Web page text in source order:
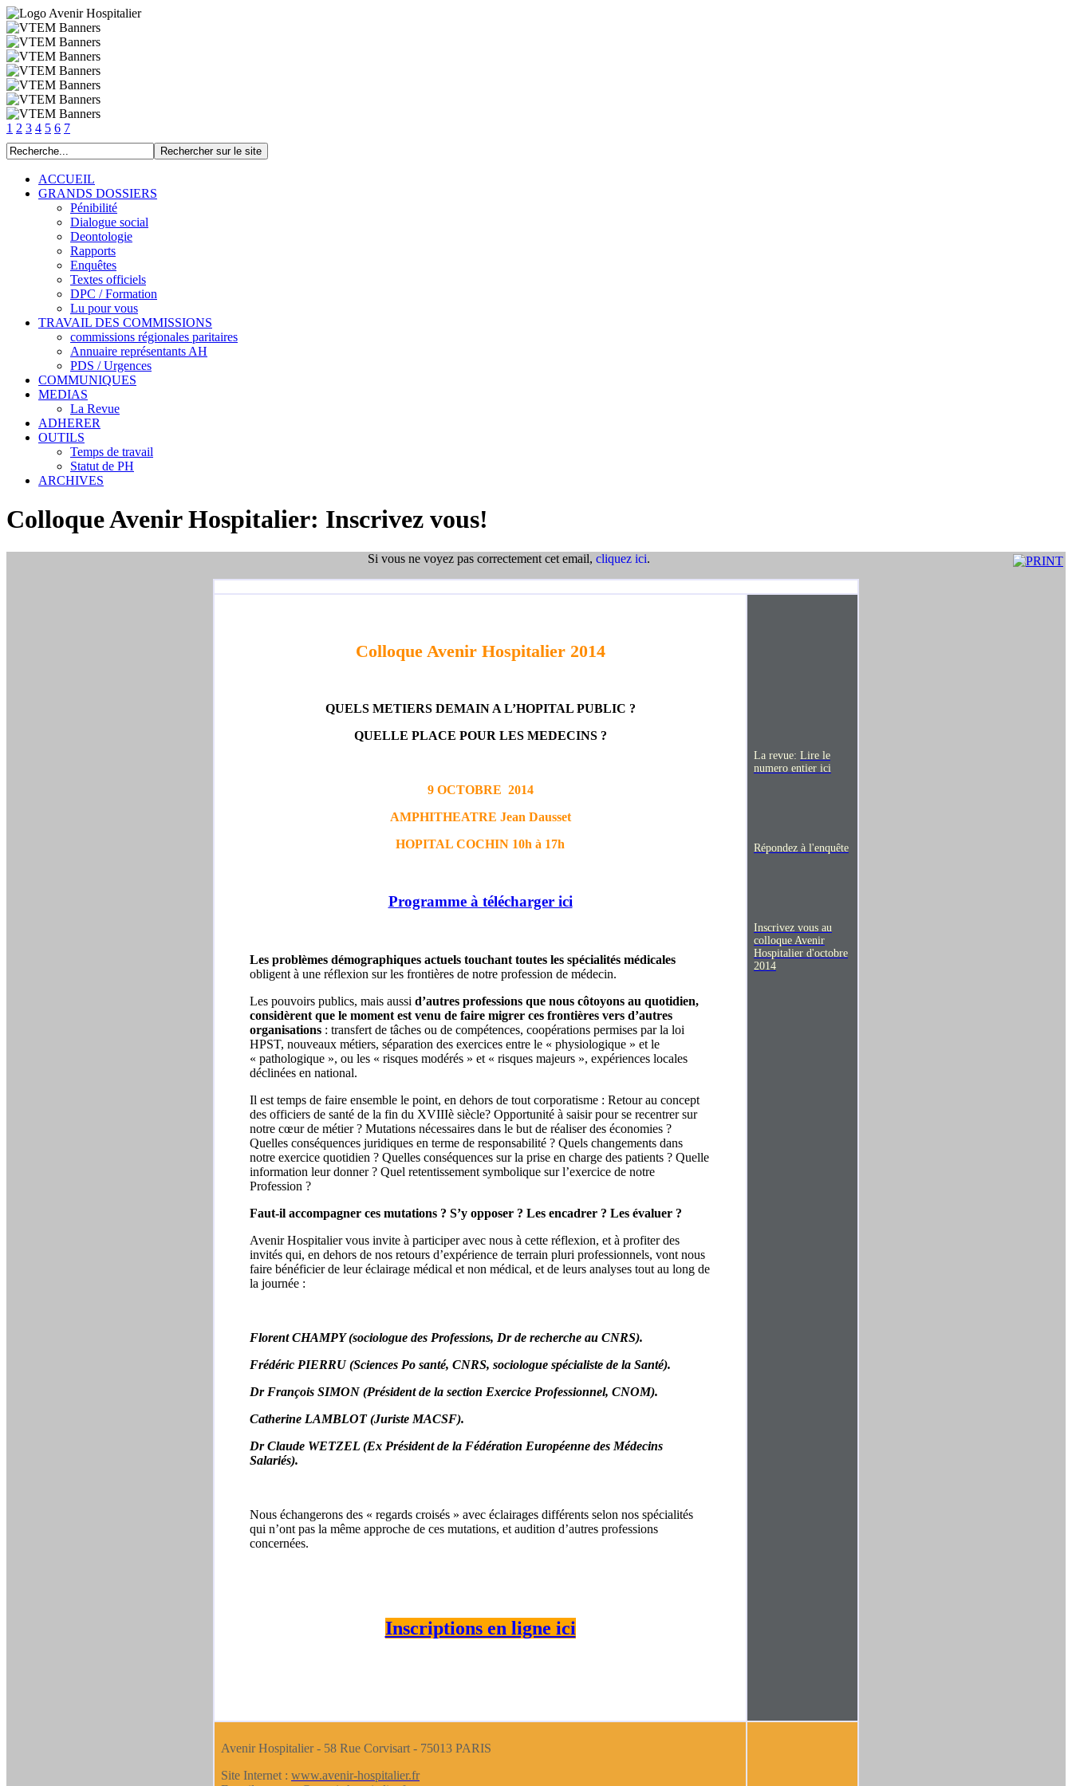
1 2 3 4 5 6 7
ACCUEIL
GRANDS DOSSIERS
Pénibilité
Dialogue social
Deontologie
Rapports
Enquêtes
Textes officiels
DPC / Formation
Lu pour vous
TRAVAIL DES COMMISSIONS
commissions régionales paritaires
Annuaire représentants AH
PDS / Urgences
COMMUNIQUES
MEDIAS
La Revue
ADHERER
OUTILS
Temps de travail
Statut de PH
ARCHIVES
Colloque Avenir Hospitalier: Inscrivez vous!
Si vous ne voyez pas correctement cet email, cliquez ici.
Colloque Avenir Hospitalier 2014
QUELS METIERS DEMAIN A L’HOPITAL PUBLIC ?
QUELLE PLACE POUR LES MEDECINS ?
9 OCTOBRE 2014
AMPHITHEATRE Jean Dausset
HOPITAL COCHIN 10h à 17h
Programme à télécharger ici
Les problèmes démographiques actuels touchant toutes les spécialités médicales
obligent à une réflexion sur les frontières de notre profession de médecin.
Les pouvoirs publics, mais aussi d’autres professions que nous côtoyons au quotidien,
considèrent que le moment est venu de faire migrer ces frontières vers d’autres
organisations : transfert de tâches ou de compétences, coopérations permises par la loi
HPST, nouveaux métiers, séparation des exercices entre le « physiologique » et le
« pathologique », ou les « risques modérés » et « risques majeurs », expériences locales
déclinées en national.
Il est temps de faire ensemble le point, en dehors de tout corporatisme : Retour au concept
des officiers de santé de la fin du XVIIIè siècle? Opportunité à saisir pour se recentrer sur
notre cœur de métier ? Mutations nécessaires dans le but de réaliser des économies ?
Quelles conséquences juridiques en terme de responsabilité ? Quels changements dans
notre exercice quotidien ? Quelles conséquences sur la prise en charge des patients ? Quelle
information leur donner ? Quel retentissement symbolique sur l’exercice de notre
Profession ?
Faut-il accompagner ces mutations ? S’y opposer ? Les encadrer ? Les évaluer ?
Avenir Hospitalier vous invite à participer avec nous à cette réflexion, et à profiter des
invités qui, en dehors de nos retours d’expérience de terrain pluri professionnels, vont nous
faire bénéficier de leur éclairage médical et non médical, et de leurs analyses tout au long de
la journée :
Florent CHAMPY (sociologue des Professions, Dr de recherche au CNRS).
Frédéric PIERRU (Sciences Po santé, CNRS, sociologue spécialiste de la Santé).
Dr François SIMON (Président de la section Exercice Professionnel, CNOM).
Catherine LAMBLOT (Juriste MACSF).
Dr Claude WETZEL (Ex Président de la Fédération Européenne des Médecins
Salariés).
Nous échangerons des « regards croisés » avec éclairages différents selon nos spécialités
qui n’ont pas la même approche de ces mutations, et audition d’autres professions
concernées.
Inscriptions en ligne ici
La revue: Lire le
numero entier ici
Répondez à l'enquête
Inscrivez vous au
colloque Avenir
Hospitalier d'octobre
2014
Avenir Hospitalier - 58 Rue Corvisart - 75013 PARIS
Site Internet : www.avenir-hospitalier.fr